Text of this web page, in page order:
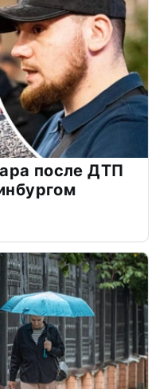
после ДТП